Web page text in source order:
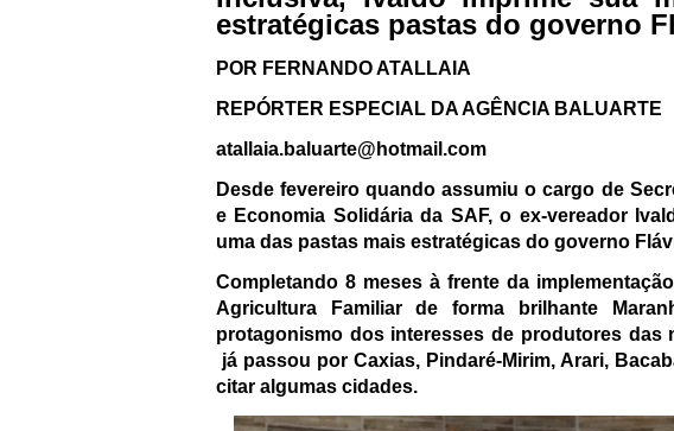
estratégicas pastas do governo
POR FERNANDO ATALLAIA
REPÓRTER ESPECIAL DA AGÊNCIA BALUARTE
atallaia.baluarte@hotmail.com
Desde fevereiro quando assumiu o cargo de
e Economia Solidária da SAF, o ex-vereador
uma das pastas mais estratégicas do governo
Completando 8 meses à frente da
Agricultura Familiar de forma brilhante
protagonismo dos interesses de produtores das
já passou por Caxias, Pindaré-Mirim, Arari,
citar algumas cidades.